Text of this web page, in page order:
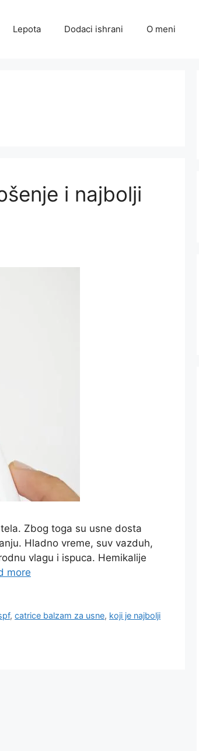
Lepota Dodaci ishrani O meni
i najbolji
Zbog toga su usne dosta
Hladno vreme, suv vazduh,
vlagu i ispuca. Hemikalije
more
,catrice balzam za usne, koji je najbolji